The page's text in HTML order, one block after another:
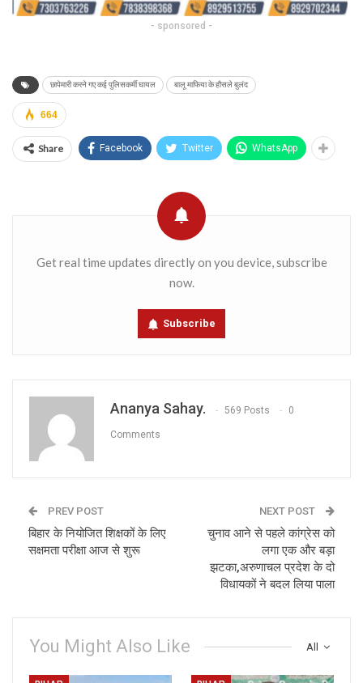
- sponsored -
छापेमारी करने गए कई पुलिसकर्मी घायल बालू माफिया के हौसले बुलंद
664
Share Facebook Twitter WhatsApp
Get real time updates directly on you device, subscribe
now.
Subscribe
Ananya Sahay. 569 Posts 0
Comments
PREV POST
बिहार के नियोजित शिक्षकों के लिए
सक्षमता परीक्षा आज से शुरू
NEXT POST
चुनाव आने से पहले कांग्रेस को
लगा एक और बड़ा
झटका,अरुणाचल प्रदेश के दो
विधायकों ने बदल लिया पाला
All
You Might Also Like